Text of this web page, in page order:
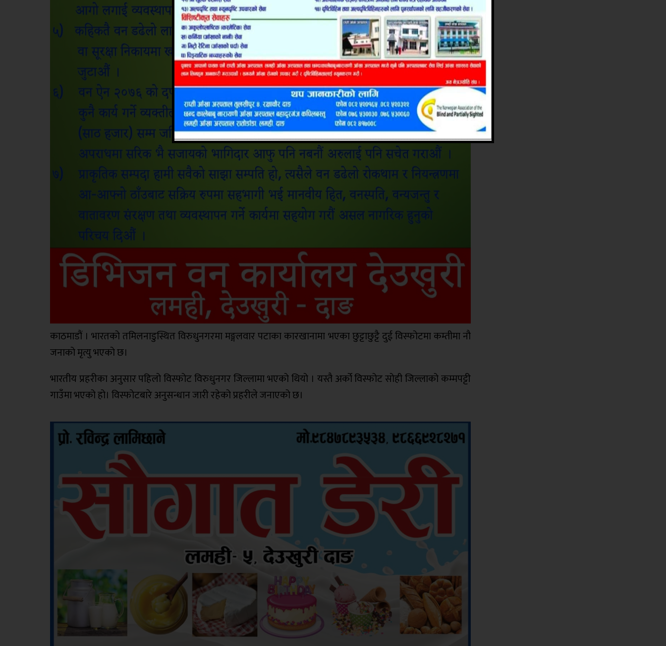
काठमाडौं । भारतको तमिलनाडुस्थित विरुधुनगरमा मङ्गलवार पटाका कारखानामा भएका छुट्टाछुट्टै दुई विस्फोटमा कम्तीमा नौ
जनाको मृत्यु भएको छ।
भारतीय प्रहरीका अनुसार पहिलो विस्फोट विरुधुनगर जिल्लामा भएको थियो । यस्तै अर्को विस्फोट सोही जिल्लाको कम्मपट्टी
गाउँमा भएको हो। विस्फोटबारे अनुसन्धान जारी रहेको प्रहरीले जनाएको छ।